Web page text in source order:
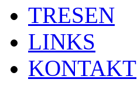
TRESEN
LINKS
KONTAKT